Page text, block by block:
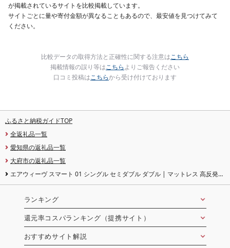
が掲載されているサイトを比較掲載しています。
サイトごとに量や寄付金額が異なることもあるので、最安値を見つけてみて
ください。
比較データの取得方法と正確性に関する注意はこちら
掲載情報の誤り等はこちらよりご報告ください
口コミ投稿はこちらから受け付けております
ふるさと納税ガイドTOP
全返礼品一覧
愛知県の返礼品一覧
大府市の返礼品一覧
エアウィーヴ スマート 01 シングル セミダブル ダブル | マットレス 高反発
ランキング
還元率コスパランキング（提携サイト）
おすすめサイト解説